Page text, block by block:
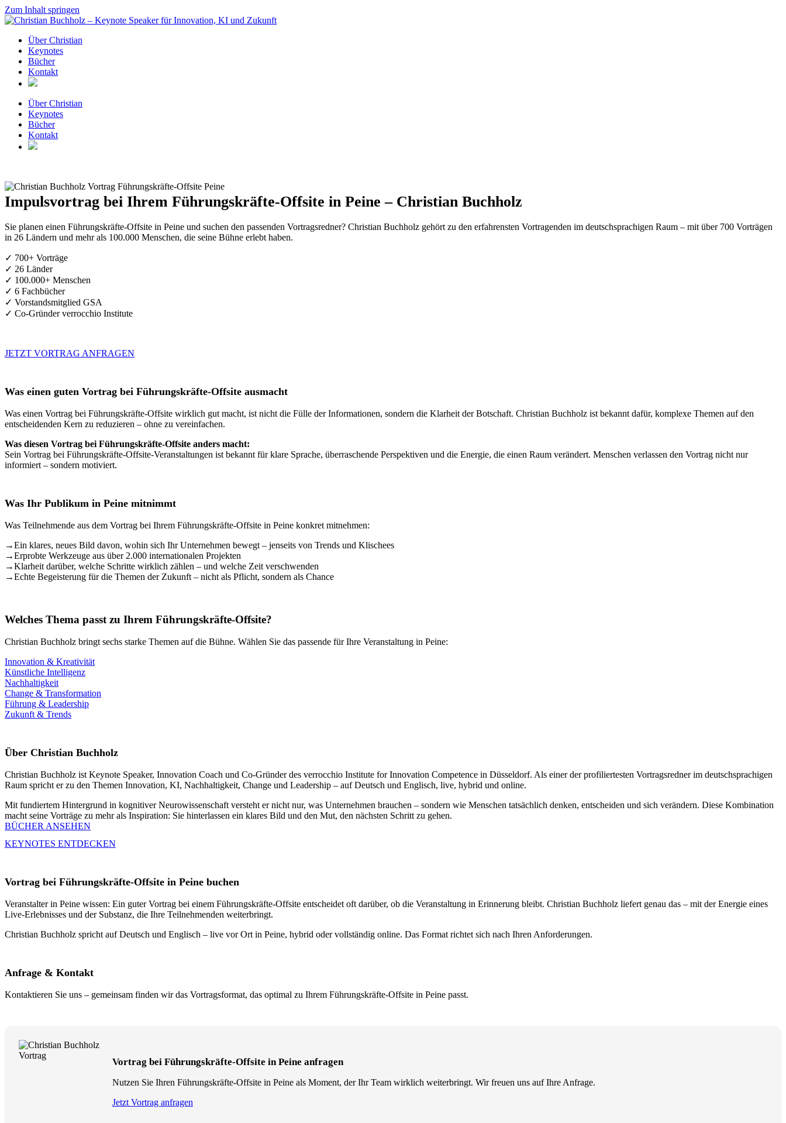
Zum Inhalt springen
Über Christian
Keynotes
Bücher
Kontakt
Über Christian
Keynotes
Bücher
Kontakt
Impulsvortrag bei Ihrem Führungskräfte-Offsite in Peine – Christian Buchholz
Sie planen einen Führungskräfte-Offsite in Peine und suchen den passenden Vortragsredner? Christian Buchholz gehört zu den erfahrensten Vortragenden im deutschsprachigen Raum – mit über 700 Vorträgen
in 26 Ländern und mehr als 100.000 Menschen, die seine Bühne erlebt haben.
✓ 700+ Vorträge
✓ 26 Länder
✓ 100.000+ Menschen
✓ 6 Fachbücher
✓ Vorstandsmitglied GSA
✓ Co-Gründer verrocchio Institute
JETZT VORTRAG ANFRAGEN
Was einen guten Vortrag bei Führungskräfte-Offsite ausmacht
Was einen Vortrag bei Führungskräfte-Offsite wirklich gut macht, ist nicht die Fülle der Informationen, sondern die Klarheit der Botschaft. Christian Buchholz ist bekannt dafür, komplexe Themen auf den
entscheidenden Kern zu reduzieren – ohne zu vereinfachen.
Was diesen Vortrag bei Führungskräfte-Offsite anders macht:
Sein Vortrag bei Führungskräfte-Offsite-Veranstaltungen ist bekannt für klare Sprache, überraschende Perspektiven und die Energie, die einen Raum verändert. Menschen verlassen den Vortrag nicht nur
informiert – sondern motiviert.
Was Ihr Publikum in Peine mitnimmt
Was Teilnehmende aus dem Vortrag bei Ihrem Führungskräfte-Offsite in Peine konkret mitnehmen:
→Ein klares, neues Bild davon, wohin sich Ihr Unternehmen bewegt – jenseits von Trends und Klischees
→Erprobte Werkzeuge aus über 2.000 internationalen Projekten
→Klarheit darüber, welche Schritte wirklich zählen – und welche Zeit verschwenden
→Echte Begeisterung für die Themen der Zukunft – nicht als Pflicht, sondern als Chance
Welches Thema passt zu Ihrem Führungskräfte-Offsite?
Christian Buchholz bringt sechs starke Themen auf die Bühne. Wählen Sie das passende für Ihre Veranstaltung in Peine:
Innovation & Kreativität
Künstliche Intelligenz
Nachhaltigkeit
Change & Transformation
Führung & Leadership
Zukunft & Trends
Über Christian Buchholz
Christian Buchholz ist Keynote Speaker, Innovation Coach und Co-Gründer des verrocchio Institute for Innovation Competence in Düsseldorf. Als einer der profiliertesten Vortragsredner im deutschsprachigen
Raum spricht er zu den Themen Innovation, KI, Nachhaltigkeit, Change und Leadership – auf Deutsch und Englisch, live, hybrid und online.
Mit fundiertem Hintergrund in kognitiver Neurowissenschaft versteht er nicht nur, was Unternehmen brauchen – sondern wie Menschen tatsächlich denken, entscheiden und sich verändern. Diese Kombination
macht seine Vorträge zu mehr als Inspiration: Sie hinterlassen ein klares Bild und den Mut, den nächsten Schritt zu gehen.
BÜCHER ANSEHEN
KEYNOTES ENTDECKEN
Vortrag bei Führungskräfte-Offsite in Peine buchen
Veranstalter in Peine wissen: Ein guter Vortrag bei einem Führungskräfte-Offsite entscheidet oft darüber, ob die Veranstaltung in Erinnerung bleibt. Christian Buchholz liefert genau das – mit der Energie eines
Live-Erlebnisses und der Substanz, die Ihre Teilnehmenden weiterbringt.
Christian Buchholz spricht auf Deutsch und Englisch – live vor Ort in Peine, hybrid oder vollständig online. Das Format richtet sich nach Ihren Anforderungen.
Anfrage & Kontakt
Kontaktieren Sie uns – gemeinsam finden wir das Vortragsformat, das optimal zu Ihrem Führungskräfte-Offsite in Peine passt.
Vortrag bei Führungskräfte-Offsite in Peine anfragen
Nutzen Sie Ihren Führungskräfte-Offsite in Peine als Moment, der Ihr Team wirklich weiterbringt. Wir freuen uns auf Ihre Anfrage.
Jetzt Vortrag anfragen